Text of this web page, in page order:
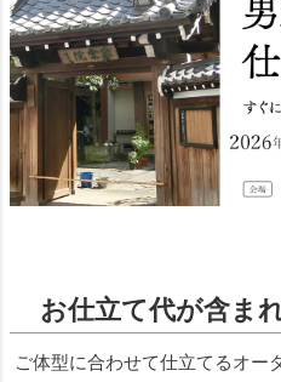
お仕立て代が含ま
ご体型に合わせて仕立てるオー